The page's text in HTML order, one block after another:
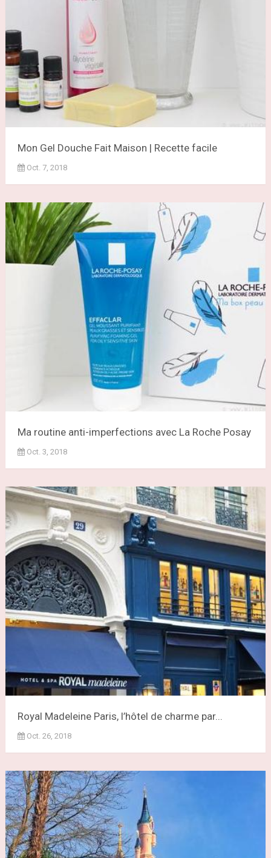
Mon Gel Douche Fait Maison | Recette facile
Oct. 7, 2018
Ma routine anti-imperfections avec La Roche Posay
Oct. 3, 2018
Royal Madeleine Paris, l’hôtel de charme par...
Oct. 26, 2018